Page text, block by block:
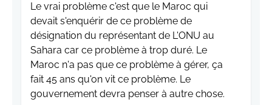
Le vrai problème c'est que le Maroc qui
devait s'enquérir de ce problème de
désignation du représentant de L'ONU au
Sahara car ce problème à trop duré. Le
Maroc n'a pas que ce problème à gérer, ça
fait 45 ans qu'on vit ce problème. Le
gouvernement devra penser à autre chose.